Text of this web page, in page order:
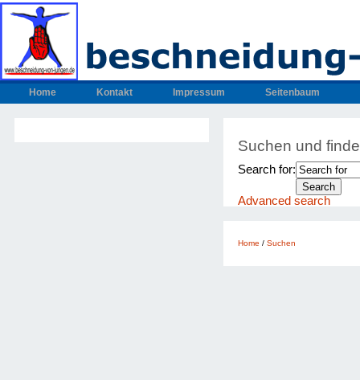
Home Kontakt Impressum Seitenbaum
Suchen und
Search for:
Advanced search
Home / Suchen